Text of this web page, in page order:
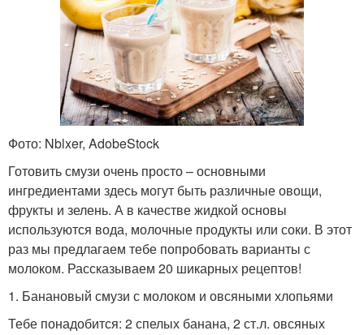
Фото: Nblxer, AdobeStock
Готовить смузи очень просто – основными
ингредиентами здесь могут быть различные овощи,
фрукты и зелень. А в качестве жидкой основы
используются вода, молочные продукты или соки. В этот
раз мы предлагаем тебе попробовать варианты с
молоком. Рассказываем 20 шикарных рецептов!
1. Банановый смузи с молоком и овсяными хлопьями
Тебе понадобится: 2 спелых банана, 2 ст.л. овсяных